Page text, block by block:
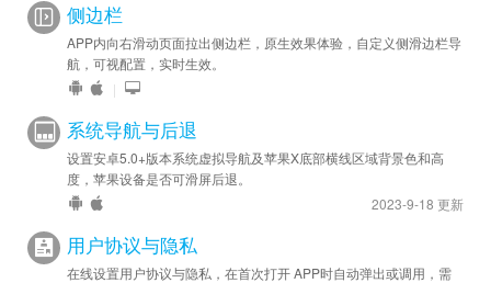
侧边栏
APP内向右滑动页面拉出侧边栏，原生效果体验，自定义侧滑边栏导
航，可视配置，实时生效。
|
系统导航与后退
设置安卓5.0+版本系统虚拟导航及苹果X底部横线区域背景色和高
度，苹果设备是否可滑屏后退。
2023-9-18 更新
用户协议与隐私
在线设置用户协议与隐私，在首次打开 APP时自动弹出或调用，需